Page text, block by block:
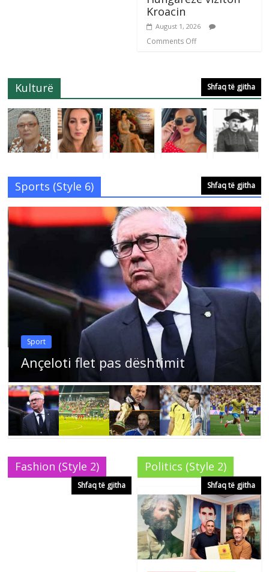
Kroacin
August 1, 2026
Comments Off
Kulturë Shfaq të gjitha
Sports (Style 6) Shfaq të gjitha
Sport
Ançeloti flet pas dështimit
Fashion (Style 2)
Shfaq të gjitha
Politics (Style 2)
Shfaq të gjitha